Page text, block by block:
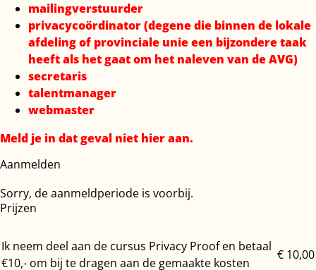
mailingverstuurder
privacycoördinator (degene die binnen de lokale
afdeling of provinciale unie een bijzondere taak
heeft als het gaat om het naleven van de AVG)
secretaris
talentmanager
webmaster
Meld je in dat geval niet hier aan.
Aanmelden
Sorry, de aanmeldperiode is voorbij.
Prijzen
Ik neem deel aan de cursus Privacy Proof en betaal
€10,- om bij te dragen aan de gemaakte kosten
€ 10,00